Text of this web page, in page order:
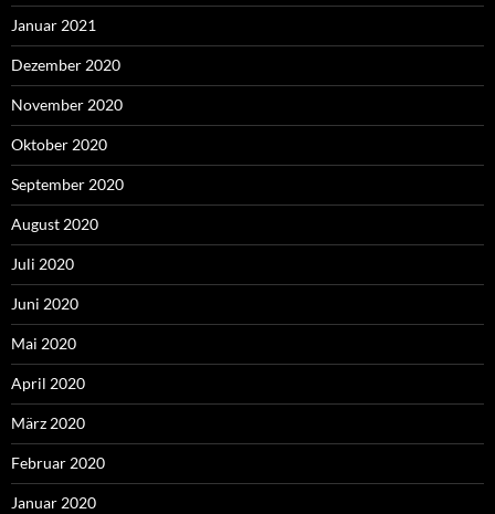
Januar 2021
Dezember 2020
November 2020
Oktober 2020
September 2020
August 2020
Juli 2020
Juni 2020
Mai 2020
April 2020
März 2020
Februar 2020
Januar 2020